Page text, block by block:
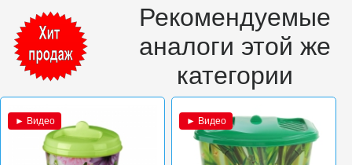
Рекомендуемые
аналоги этой же
категории
► Видео ► Видео